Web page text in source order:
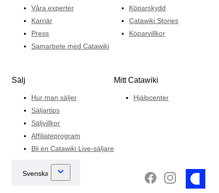
Våra experter
Karriär
Press
Samarbete med Catawiki
Köparskydd
Catawiki Stories
Köparvillkor
Sälj
Hur man säljer
Säljartips
Säljvillkor
Affiliateprogram
Bli en Catawiki Live-säljare
Mitt Catawiki
Hjälpcenter